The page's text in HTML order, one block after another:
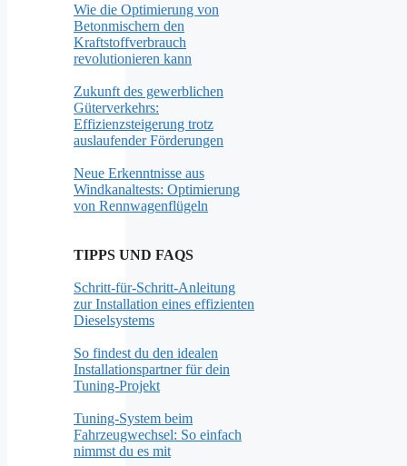
Wie die Optimierung von
Betonmischern den
Kraftstoffverbrauch
revolutionieren kann
Zukunft des gewerblichen
Güterverkehrs:
Effizienzsteigerung trotz
auslaufender Förderungen
Neue Erkenntnisse aus
Windkanaltests: Optimierung
von Rennwagenflügeln
TIPPS UND FAQS
Schritt-für-Schritt-Anleitung
zur Installation eines effizienten
Dieselsystems
So findest du den idealen
Installationspartner für dein
Tuning-Projekt
Tuning-System beim
Fahrzeugwechsel: So einfach
nimmst du es mit